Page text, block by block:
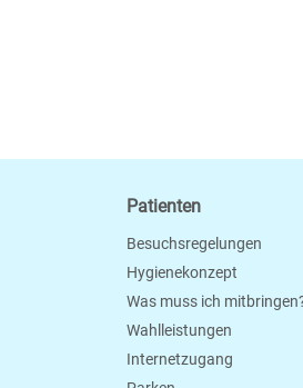
Patienten
Besuchsregelungen
Hygienekonzept
Was muss ich
Wahlleistungen
Internetzugang